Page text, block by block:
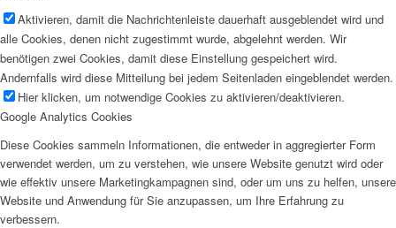
Aktivieren, damit die Nachrichtenleiste dauerhaft ausgeblendet wird und
alle Cookies, denen nicht zugestimmt wurde, abgelehnt werden. Wir
benötigen zwei Cookies, damit diese Einstellung gespeichert wird.
Andernfalls wird diese Mitteilung bei jedem Seitenladen eingeblendet werden.
Hier klicken, um notwendige Cookies zu aktivieren/deaktivieren.
Google Analytics Cookies
Diese Cookies sammeln Informationen, die entweder in aggregierter Form
verwendet werden, um zu verstehen, wie unsere Website genutzt wird oder
wie effektiv unsere Marketingkampagnen sind, oder um uns zu helfen, unsere
Website und Anwendung für Sie anzupassen, um Ihre Erfahrung zu
verbessern.